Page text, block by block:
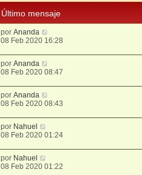
Último mensaje
porAnanda
08 Feb 2020 16:28
porAnanda
08 Feb 2020 08:47
porAnanda
08 Feb 2020 08:43
por Nahuel
08 Feb 2020 01:24
por Nahuel
08 Feb 2020 01:22